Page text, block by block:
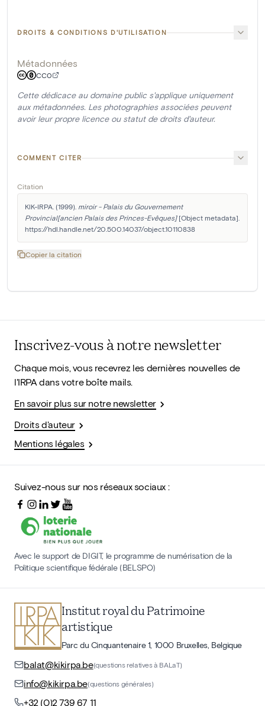
DROITS & CONDITIONS D'UTILISATION
Métadonnées
CC0
Cette dédicace au domaine public s'applique uniquement
aux métadonnées. Les photographies associées peuvent
avoir leur propre licence ou statut de droits d'auteur.
COMMENT CITER
Citation
KIK-IRPA. (1999). miroir - Palais du Gouvernement
Provincial[ancien Palais des Princes-Evêques] [Object metadata].
https://hdl.handle.net/20.500.14037/object.10110838
Copier la citation
Inscrivez-vous à notre newsletter
Chaque mois, vous recevrez les dernières nouvelles de
l'IRPA dans votre boîte mails.
En savoir plus sur notre newsletter
Droits d'auteur
Mentions légales
Suivez-nous sur nos réseaux sociaux :
Avec le support de DIGIT, le programme de numérisation de la
Politique scientifique fédérale (BELSPO)
Institut royal du Patrimoine
artistique
Parc du Cinquantenaire 1, 1000 Bruxelles, Belgique
balat@kikirpa.be(questions relatives à BALaT)
info@kikirpa.be(questions générales)
+32 (0)2 739 67 11